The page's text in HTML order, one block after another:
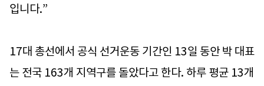
입니다.”
17대 총선에서 공식 선거운동 기간인 13일 동안 박 대표
는 전국 163개 지역구를 돌았다고 한다. 하루 평균 13개